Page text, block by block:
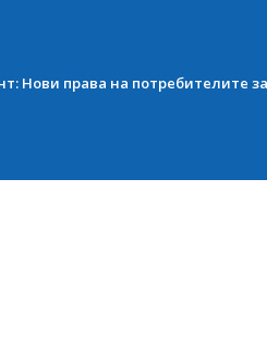
Нови права на потребителите